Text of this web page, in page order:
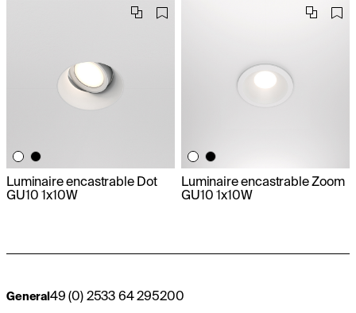
Luminaire encastrable Dot
GU10 1x10W
Luminaire encastrable Zoom
GU10 1x10W
General49 (0) 2533 64 295200